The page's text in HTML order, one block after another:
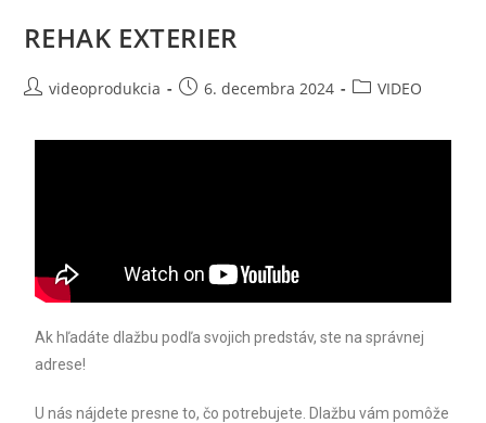
REHAK EXTERIER
videoprodukcia 6. decembra 2024 VIDEO
Ak hľadáte dlažbu podľa svojich predstáv, ste na správnej
adrese!
U nás nájdete presne to, čo potrebujete. Dlažbu vám pomôže